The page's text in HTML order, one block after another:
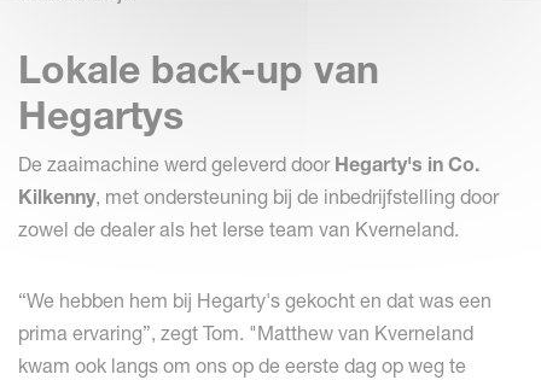
Lokale back-up van
Hegartys
De zaaimachine werd geleverd door Hegarty's in Co.
Kilkenny, met ondersteuning bij de inbedrijfstelling door
zowel de dealer als het Ierse team van Kverneland.
“We hebben hem bij Hegarty's gekocht en dat was een
prima ervaring”, zegt Tom. "Matthew van Kverneland
kwam ook langs om ons op de eerste dag op weg te